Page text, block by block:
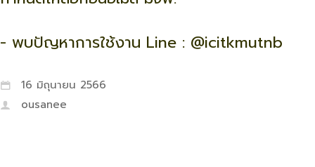
- พบปัญหาการใช้งาน Line : @icitkmutnb
16 มิถุนายน 2566
ousanee